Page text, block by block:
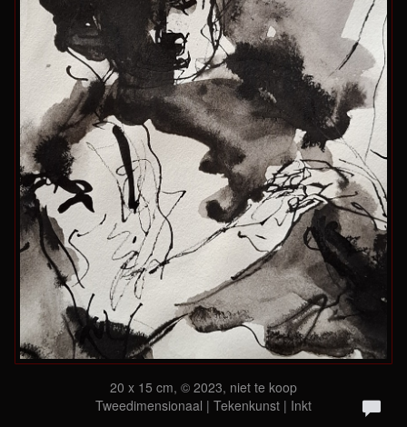
20 x 15 cm, © 2023, niet te koop
Tweedimensionaal | Tekenkunst | Inkt